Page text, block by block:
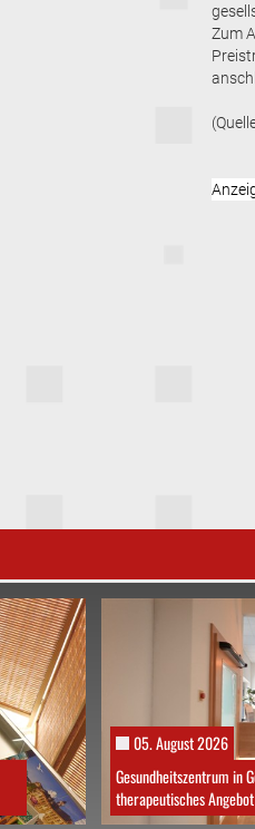
Zum
05. August 2026
Gesundheitszentrum in
therapeutisches Angebot